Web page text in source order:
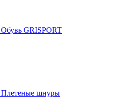
Обувь GRISPORT
Плетеные шнуры